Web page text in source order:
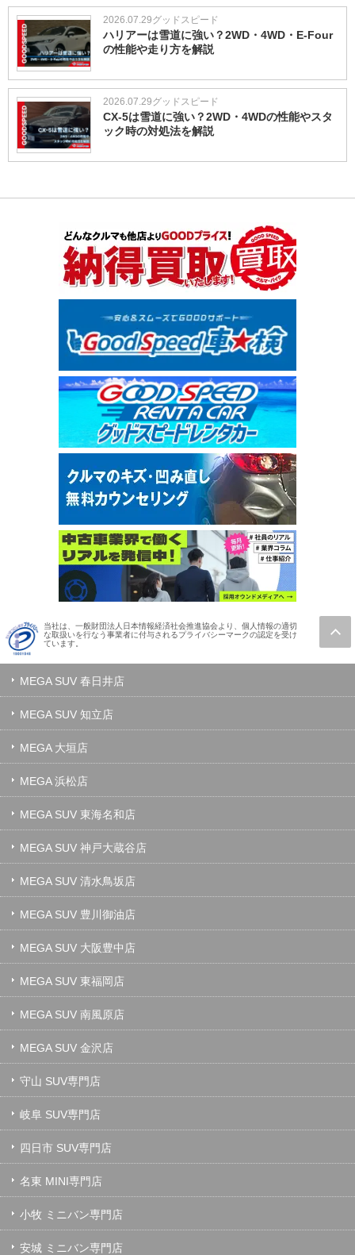
2026.07.29グッドスピード
ハリアーは雪道に強い？2WD・4WD・E-Four
の性能や走り方を解説
2026.07.29グッドスピード
CX-5は雪道に強い？2WD・4WDの性能やスタ
ック時の対処法を解説
当社は、一般財団法人日本情報経済社会推進協会より、個人情報の適切
な取扱いを行なう事業者に付与されるプライバシーマークの認定を受け
ています。
MEGA SUV 春日井店
MEGA SUV 知立店
MEGA 大垣店
MEGA 浜松店
MEGA SUV 東海名和店
MEGA SUV 神戸大蔵谷店
MEGA SUV 清水鳥坂店
MEGA SUV 豊川御油店
MEGA SUV 大阪豊中店
MEGA SUV 東福岡店
MEGA SUV 南風原店
MEGA SUV 金沢店
守山 SUV専門店
岐阜 SUV専門店
四日市 SUV専門店
名東 MINI専門店
小牧 ミニバン専門店
安城 ミニバン専門店